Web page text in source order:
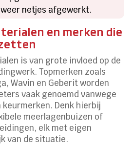
netjes afgewerkt.
en merken die
is van grote invloed op de
Topmerken zoals
Wavin en Geberit worden
vaak genoemd vanwege
Denk hierbij
meerlagenbuizen of
elk met eigen
van de situatie.